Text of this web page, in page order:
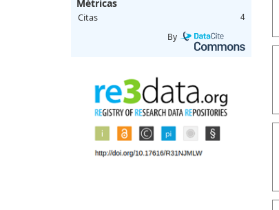
Métricas
Citas 4
By